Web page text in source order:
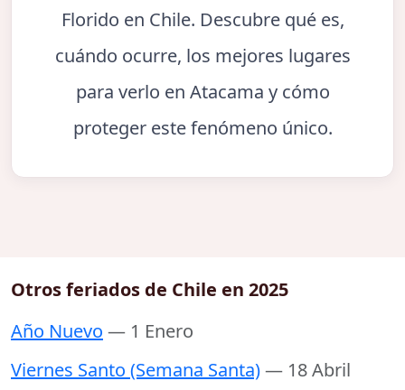
Florido en Chile. Descubre qué es,
cuándo ocurre, los mejores lugares
para verlo en Atacama y cómo
proteger este fenómeno único.
Otros feriados de Chile en 2025
Año Nuevo — 1 Enero
Viernes Santo (Semana Santa)— 18 Abril